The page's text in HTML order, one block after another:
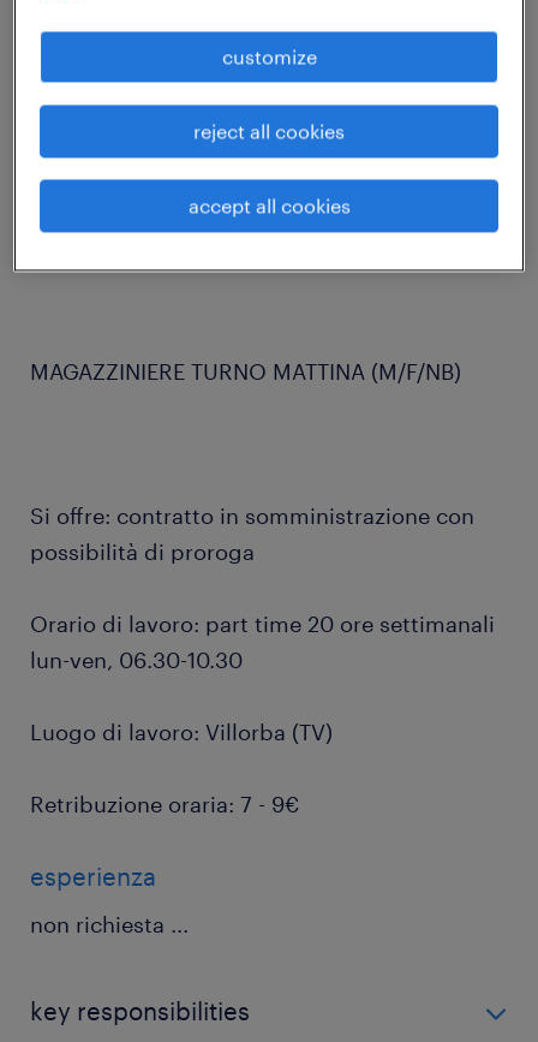
job details
Randstad Inhouse Service, Divisione di
Randstad Italia S.p.A, seleziona per
importante azienda del settore logistico, una
figura come
MAGAZZINIERE TURNO MATTINA (M/F/NB)
Si offre: contratto in somministrazione con
possibilità di proroga
Orario di lavoro: part time 20 ore settimanali
lun-ven, 06.30-10.30
Luogo di lavoro: Villorba (TV)
Retribuzione oraria: 7 - 9€
esperienza
non richiesta ...
key responsibilities
customize
reject all cookies
accept all cookies